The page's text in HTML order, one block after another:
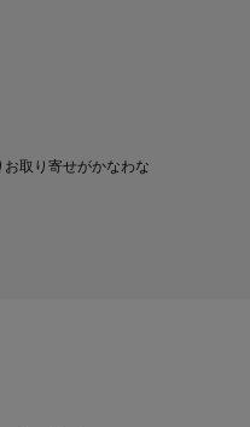
取り寄せがかなわな